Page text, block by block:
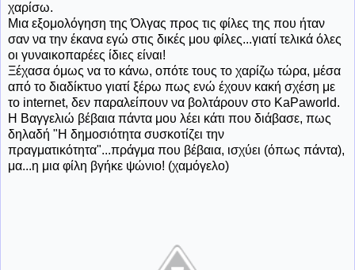
χαρίσω.
Μια εξομολόγηση της Όλγας προς τις φίλες της που ήταν
σαν να την έκανα εγώ στις δικές μου φίλες...γιατί τελικά όλες
οι γυναικοπαρέες ίδιες είναι!
Ξέχασα όμως να το κάνω, οπότε τους το χαρίζω τώρα, μέσα
από το διαδίκτυο γιατί ξέρω πως ενώ έχουν κακή σχέση με
το internet, δεν παραλείπουν να βολτάρουν στο KaPaworld.
Η Βαγγελιώ βέβαια πάντα μου λέει κάτι που διάβασε, πως
δηλαδή "Η δημοσιότητα συσκοτίζει την
πραγματικότητα"...πράγμα που βέβαια, ισχύει (όπως πάντα),
μα...η μια φίλη βγήκε ψώνιο! (χαμόγελο)